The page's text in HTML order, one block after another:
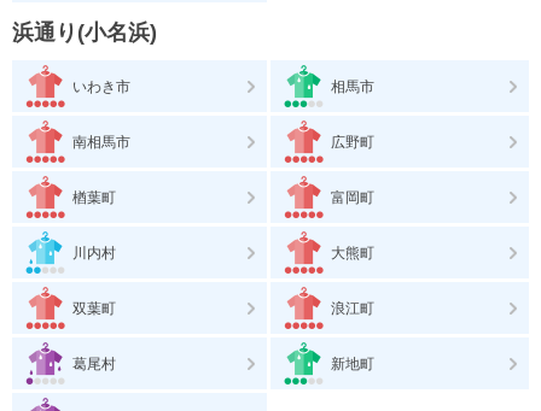
浜通り(小名浜)
いわき市 相馬市
南相馬市 広野町
楢葉町 富岡町
川内村 大熊町
双葉町 浪江町
葛尾村 新地町